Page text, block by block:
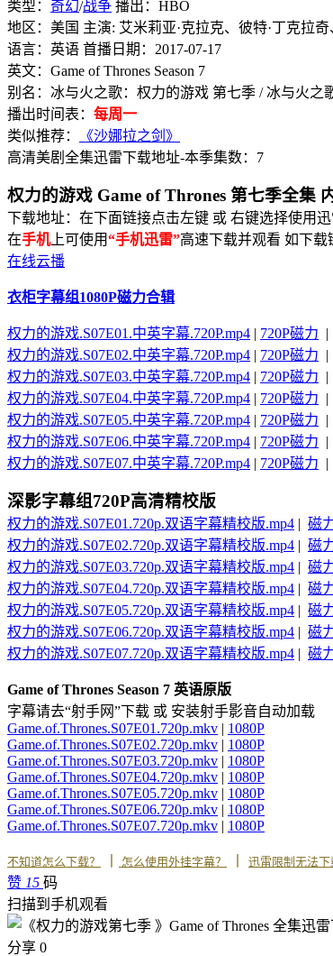
类型： 奇幻/战争 播出：HBO
地区：美国 主演: 艾米莉亚·克拉克、彼特·丁克拉奇
语言：英语 首播日期：2017-07-17
英文：Game of Thrones Season 7
别名：冰与火之歌：权力的游戏 第七季 / 冰与火之
播出时间表： 每周一
类似推荐：
《沙娜拉之剑》
高清美剧全集迅雷下载地址-本季集数：7
权力的游戏 Game of Thrones 第七季全集
下载地址：在下面链接点击左键 或 右键选择使用
在手机上可使用“手机迅雷”高速下载并观看 如下载
在线云播
衣柜字幕组1080P磁力合辑
权力的游戏.S07E01.中英字幕.720P.mp4 | 720P磁力 |
权力的游戏.S07E02.中英字幕.720P.mp4 | 720P磁力 |
权力的游戏.S07E03.中英字幕.720P.mp4 | 720P磁力 |
权力的游戏.S07E04.中英字幕.720P.mp4 | 720P磁力 |
权力的游戏.S07E05.中英字幕.720P.mp4 | 720P磁力 |
权力的游戏.S07E06.中英字幕.720P.mp4 | 720P磁力 |
权力的游戏.S07E07.中英字幕.720P.mp4 | 720P磁力 |
深影字幕组720P高清精校版
权力的游戏.S07E01.720p.双语字幕精校版.mp4 | 磁
权力的游戏.S07E02.720p.双语字幕精校版.mp4 | 磁
权力的游戏.S07E03.720p.双语字幕精校版.mp4 | 磁
权力的游戏.S07E04.720p.双语字幕精校版.mp4 | 磁
权力的游戏.S07E05.720p.双语字幕精校版.mp4 | 磁
权力的游戏.S07E06.720p.双语字幕精校版.mp4 | 磁
权力的游戏.S07E07.720p.双语字幕精校版.mp4 | 磁
Game of Thrones Season 7 英语原版
字幕请去“射手网”下载 或 安装射手影音自动加载
Game.of.Thrones.S07E01.720p.mkv | 1080P
Game.of.Thrones.S07E02.720p.mkv | 1080P
Game.of.Thrones.S07E03.720p.mkv | 1080P
Game.of.Thrones.S07E04.720p.mkv | 1080P
Game.of.Thrones.S07E05.720p.mkv | 1080P
Game.of.Thrones.S07E06.720p.mkv | 1080P
Game.of.Thrones.S07E07.720p.mkv | 1080P
不知道怎么下载？ 怎么使用外挂字幕？ 迅雷限制无法
赞 15 码
扫描到手机观看
分享 0